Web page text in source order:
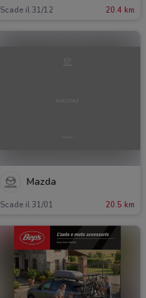
Scade il 31/12 20.4 km
Mazda
Scade il 31/01 20.5 km